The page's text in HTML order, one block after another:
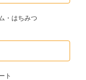
・はちみつ
ト